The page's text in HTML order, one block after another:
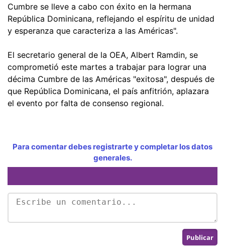
Cumbre se lleve a cabo con éxito en la hermana
República Dominicana, reflejando el espíritu de unidad
y esperanza que caracteriza a las Américas".
El secretario general de la OEA, Albert Ramdin, se
comprometió este martes a trabajar para lograr una
décima Cumbre de las Américas "exitosa", después de
que República Dominicana, el país anfitrión, aplazara
el evento por falta de consenso regional.
Para comentar debes registrarte y completar los datos
generales.